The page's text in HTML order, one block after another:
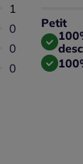
Nombre d'avis
1
Aucun avis
0
Aucun avis
0
Aucun avis
0
Petit